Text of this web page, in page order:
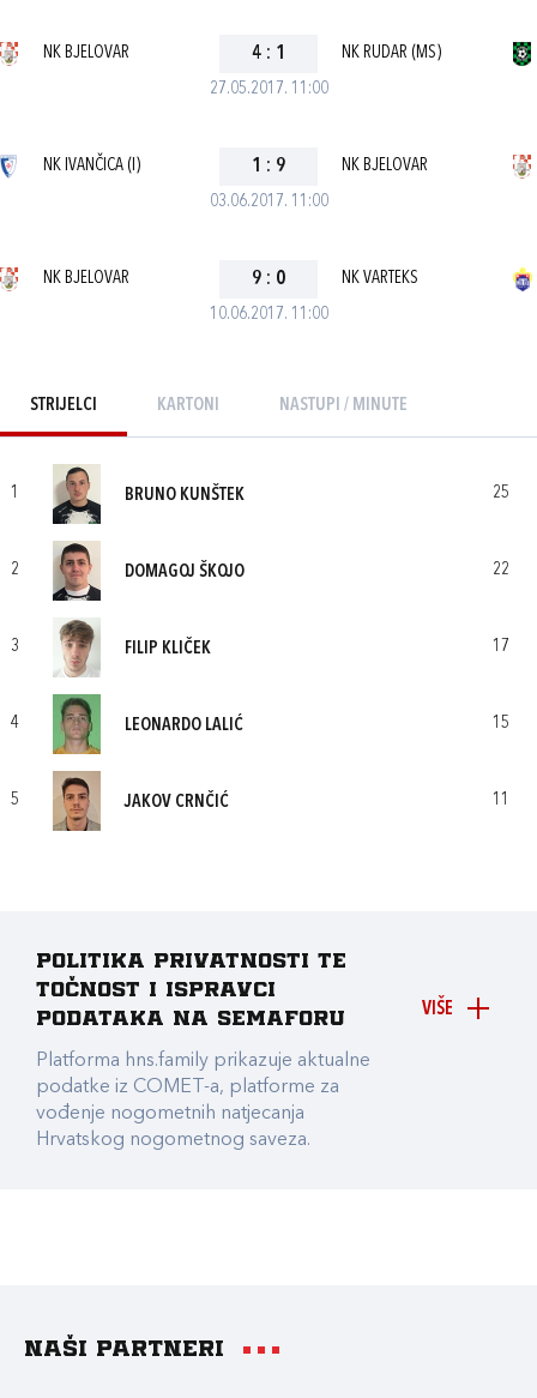
27.05.2017. 11:00
NK BJELOVAR 4 : 1 NK RUDAR (MS)
03.06.2017. 11:00
NK IVANČICA (I) 1 : 9 NK BJELOVAR
10.06.2017. 11:00
NK BJELOVAR 9 : 0 NK VARTEKS
STRIJELCI KARTONI NASTUPI / MINUTE
1 BRUNO KUNŠTEK 25
2 DOMAGOJ ŠKOJO 22
3 FILIP KLIČEK 17
4 LEONARDO LALIĆ 15
5 JAKOV CRNČIĆ 11
VIŠE
Politika privatnosti te
točnost i ispravci
podataka na Semaforu
Platforma hns.family prikazuje aktualne
podatke iz COMET-a, platforme za
vođenje nogometnih natjecanja
Hrvatskog nogometnog saveza.
Naši partneri